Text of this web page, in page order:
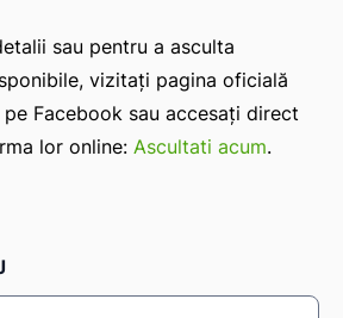
sau pentru a asculta
vizitați pagina oficială
Facebook sau accesați direct
lor online: Ascultati acum.